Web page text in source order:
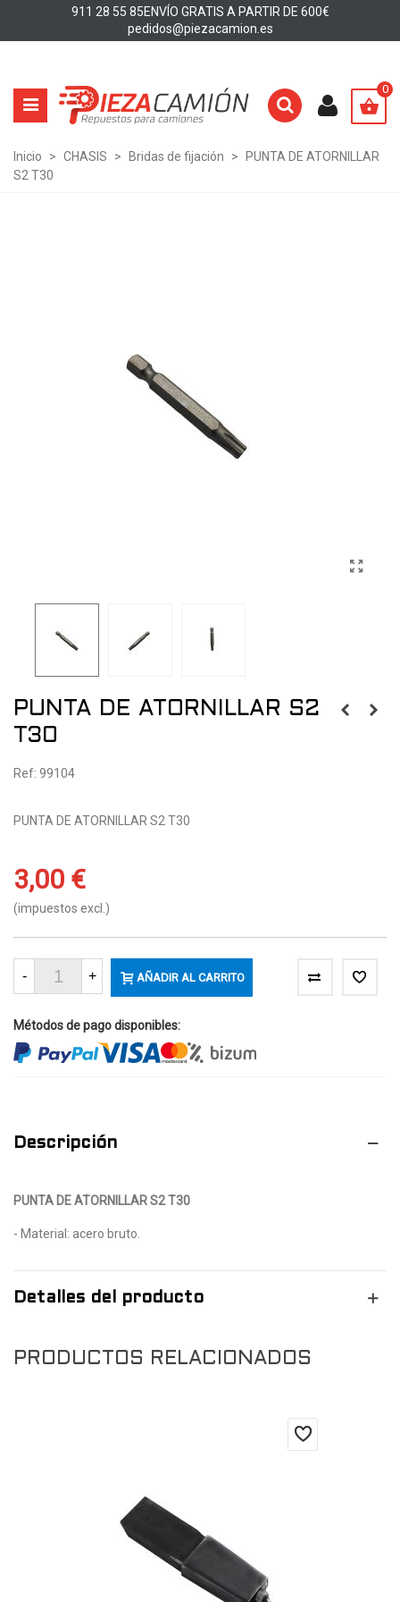
911 28 55 85ENVÍO GRATIS A PARTIR DE 600€
pedidos@piezacamion.es
0
Inicio > CHASIS > Bridas de fijación >
PUNTA DE ATORNILLAR
S2 T30
PUNTA DE ATORNILLAR S2
T30
Ref: 99104
PUNTA DE ATORNILLAR S2 T30
3,00 €
(impuestos excl.)
- + AÑADIR AL CARRITO
Métodos de pago disponibles:
Descripción
PUNTA DE ATORNILLAR S2 T30
- Material: acero bruto.
Detalles del producto
PRODUCTOS RELACIONADOS